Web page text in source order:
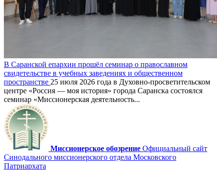
В Саранской епархии прошёл семинар о православном
свидетельстве в учебных заведениях и общественном
пространстве 25 июля 2026 года в Духовно-просветительском
центре «Россия — моя история» города Саранска состоялся
семинар «Миссионерская деятельность...
Миссионерское обозрение Официальный сайт
Синодального миссионерского отдела Московского
Патриархата